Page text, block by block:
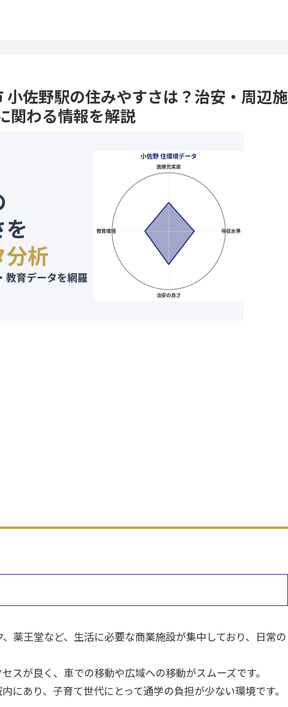
小佐野駅の住みやすさは？治安・周辺施
関わる情報を解説
薬王堂など、生活に必要な商業施設が集中しており、日常の
スが良く、車での移動や広域への移動がスムーズです。
にあり、子育て世代にとって通学の負担が少ない環境です。